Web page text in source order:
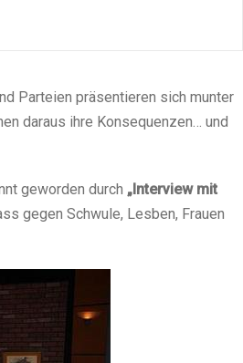
Parteien präsentieren sich munter
daraus ihre Konsequenzen… und
geworden durch „Interview mit
gegen Schwule, Lesben, Frauen